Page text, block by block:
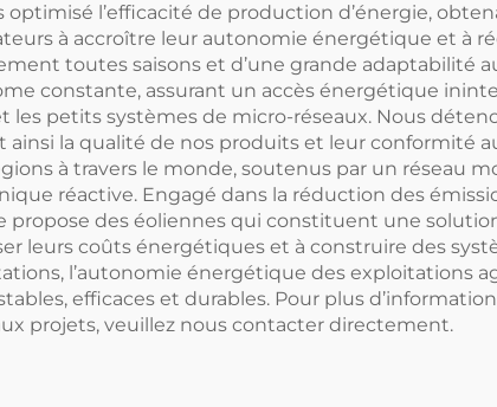
optimisé l’efficacité de production d’énergie,
à accroître leur autonomie énergétique et à
toutes saisons et d’une grande adaptabilité
constante, assurant un accès énergétique
les petits systèmes de micro-réseaux. Nous
ainsi la qualité de nos produits et leur conformité
à travers le monde, soutenus par un réseau
réactive. Engagé dans la réduction des
propose des éoliennes qui constituent une
leurs coûts énergétiques et à construire des
l’autonomie énergétique des exploitations
efficaces et durables. Pour plus
projets, veuillez nous contacter directement.